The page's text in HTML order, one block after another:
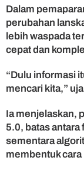
Dalam
perubahan
lebih waspada
cepat dan
“Dulu informasi
mencari kita,”
Ia menjelaskan,
5.0, batas antara
sementara
membentuk